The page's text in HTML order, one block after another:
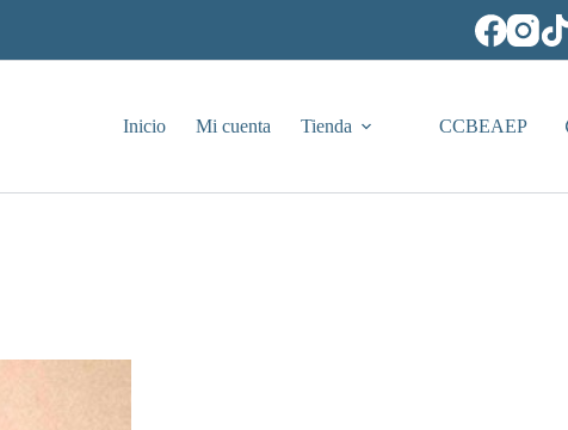
Inicio Mi cuenta Tienda CCBEAEP